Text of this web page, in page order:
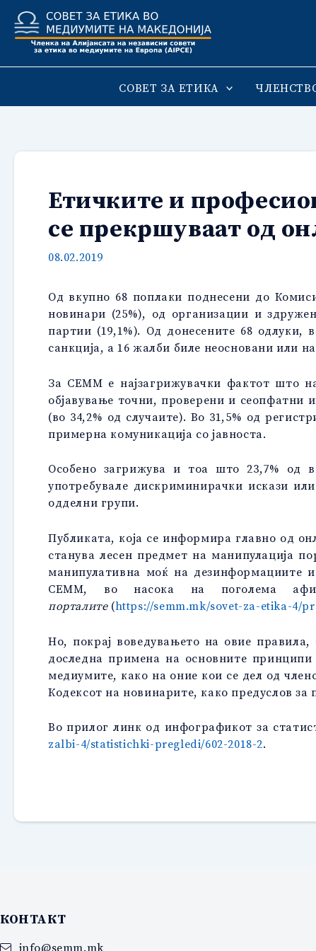
Skip
content
СОВЕТ ЗА ЕТИКА
Етичките и
се прекршуваат од
08.02.2019
Од вкупно 68 поплаки поднесени до
новинари (25%), од организации и
партии (19,1%). Од донесените 68 одлуки,
санкција, а 16 жалби биле неосновани или
За СЕММ е најзагрижувачки фактот што
објавување точни, проверени и
(во 34,2% од случаите). Во 31,5% од
примерна комуникација со јавноста.
Особено загрижува и тоа што 23,7% од
употребувале дискриминирачки искази
одделни групи.
Публиката, која се информира главно од
станува лесен предмет на манипулација
манипулативна моќ на дезинформациите
СЕММ, во насока на поголема
порталите(https://semm.mk/sovet-za-etika-4/
Но, покрај воведувањето на овие
доследна примена на основните
медиумите, како на оние кои се дел од
Кодексот на новинарите, како предуслов
Во прилог линк од инфографикот за
zalbi-4/statistichki-pregledi/602-2018-2.
КОНТАКТ
info@semm.mk